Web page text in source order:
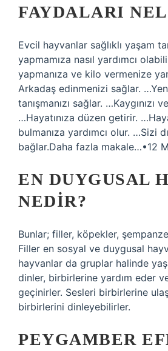
FAYDALARI
Evcil hayvanlar sağlıklı yaşam
yapmamıza nasıl yardımcı
yapmanıza ve kilo vermenize
Arkadaş edinmenizi sağlar.
tanışmanızı sağlar. …Kaygınızı
…Hayatınıza düzen getirir.
bulmanıza yardımcı olur. …Sizi
bağlar.Daha fazla makale…•12
EN DUYGUSAL
NEDIR?
Bunlar; filler, köpekler,
Filler en sosyal ve duygusal
hayvanlar da gruplar halinde
dinler, birbirlerine yardım eder
geçinirler. Sesleri birbirlerine
birbirlerini dinleyebilirler.
PEYGAMBER